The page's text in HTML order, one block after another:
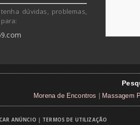
dúvidas, problemas,
Morena de Encontros Massagem
ANÚNCIO | TERMOS DE UTILIZAÇÃO